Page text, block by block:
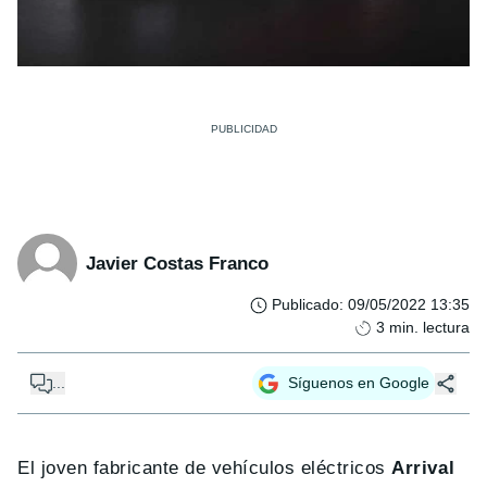
Javier Costas Franco
Publicado: 09/05/2022 13:35
3 min. lectura
... Síguenos en Google
El joven fabricante de vehículos eléctricosArrival